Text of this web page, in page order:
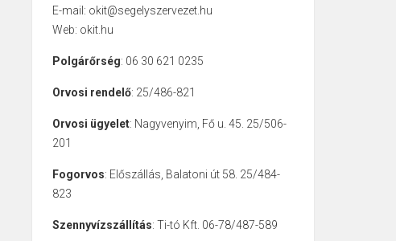
E-mail: okit@segelyszervezet.hu
Web: okit.hu
Polgárőrség: 06 30 621 0235
Orvosi rendelő: 25/486-821
Orvosi ügyelet: Nagyvenyim, Fő u. 45. 25/506-
201
Fogorvos: Előszállás, Balatoni út 58. 25/484-
823
Szennyvízszállítás: Ti-tó Kft. 06-78/487-589